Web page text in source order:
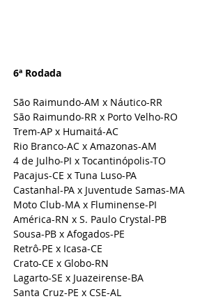
6ª Rodada
São Raimundo-AM x Náutico-RR
São Raimundo-RR x Porto Velho-RO
Trem-AP x Humaitá-AC
Rio Branco-AC x Amazonas-AM
4 de Julho-PI x Tocantinópolis-TO
Pacajus-CE x Tuna Luso-PA
Castanhal-PA x Juventude Samas-MA
Moto Club-MA x Fluminense-PI
América-RN x S. Paulo Crystal-PB
Sousa-PB x Afogados-PE
Retrô-PE x Icasa-CE
Crato-CE x Globo-RN
Lagarto-SE x Juazeirense-BA
Santa Cruz-PE x CSE-AL